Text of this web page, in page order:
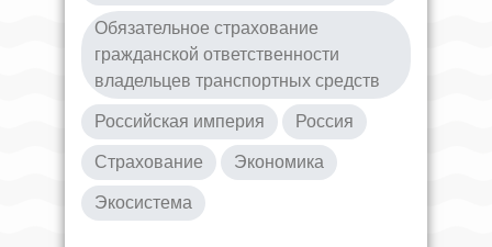
Обязательное страхование
гражданской ответственности
владельцев транспортных средств
Российская империя Россия
Страхование Экономика
Экосистема